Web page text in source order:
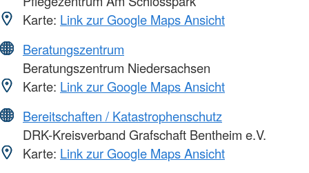
Karte: Link zur Google Maps Ansicht
Beratungszentrum
Beratungszentrum Niedersachsen
Karte: Link zur Google Maps Ansicht
Bereitschaften / Katastrophenschutz
DRK-Kreisverband Grafschaft Bentheim e.V.
Karte: Link zur Google Maps Ansicht